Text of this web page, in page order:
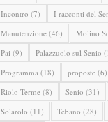
Incontro (7) I racconti del
Manutenzione (46) Molino
Pai (9) Palazzuolo sul Senio
Programma (18) proposte (6)
Riolo Terme (8) Senio (31)
Solarolo (11) Tebano (28)